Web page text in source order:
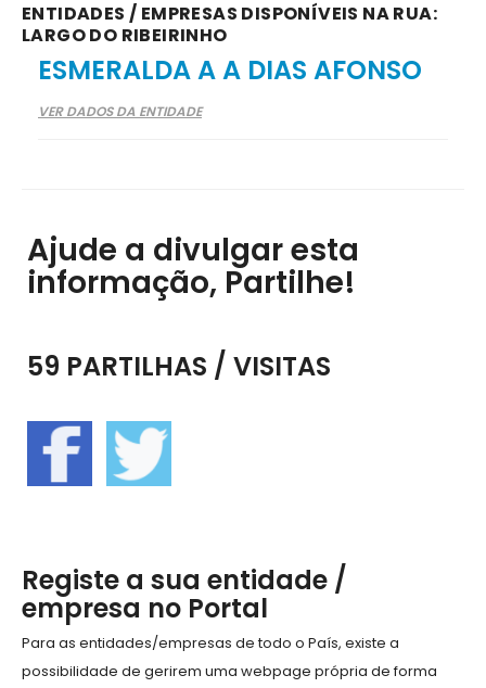
ENTIDADES / EMPRESAS DISPONÍVEIS NA RUA:
LARGO DO RIBEIRINHO
ESMERALDA A A DIAS AFONSO
VER DADOS DA ENTIDADE
Ajude a divulgar esta
informação, Partilhe!
59 PARTILHAS / VISITAS
Registe a sua entidade /
empresa no Portal
Para as entidades/empresas de todo o País, existe a
possibilidade de gerirem uma webpage própria de forma